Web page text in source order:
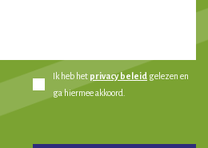
Ik heb het privacy beleid gelezen en
ga hiermee akkoord.